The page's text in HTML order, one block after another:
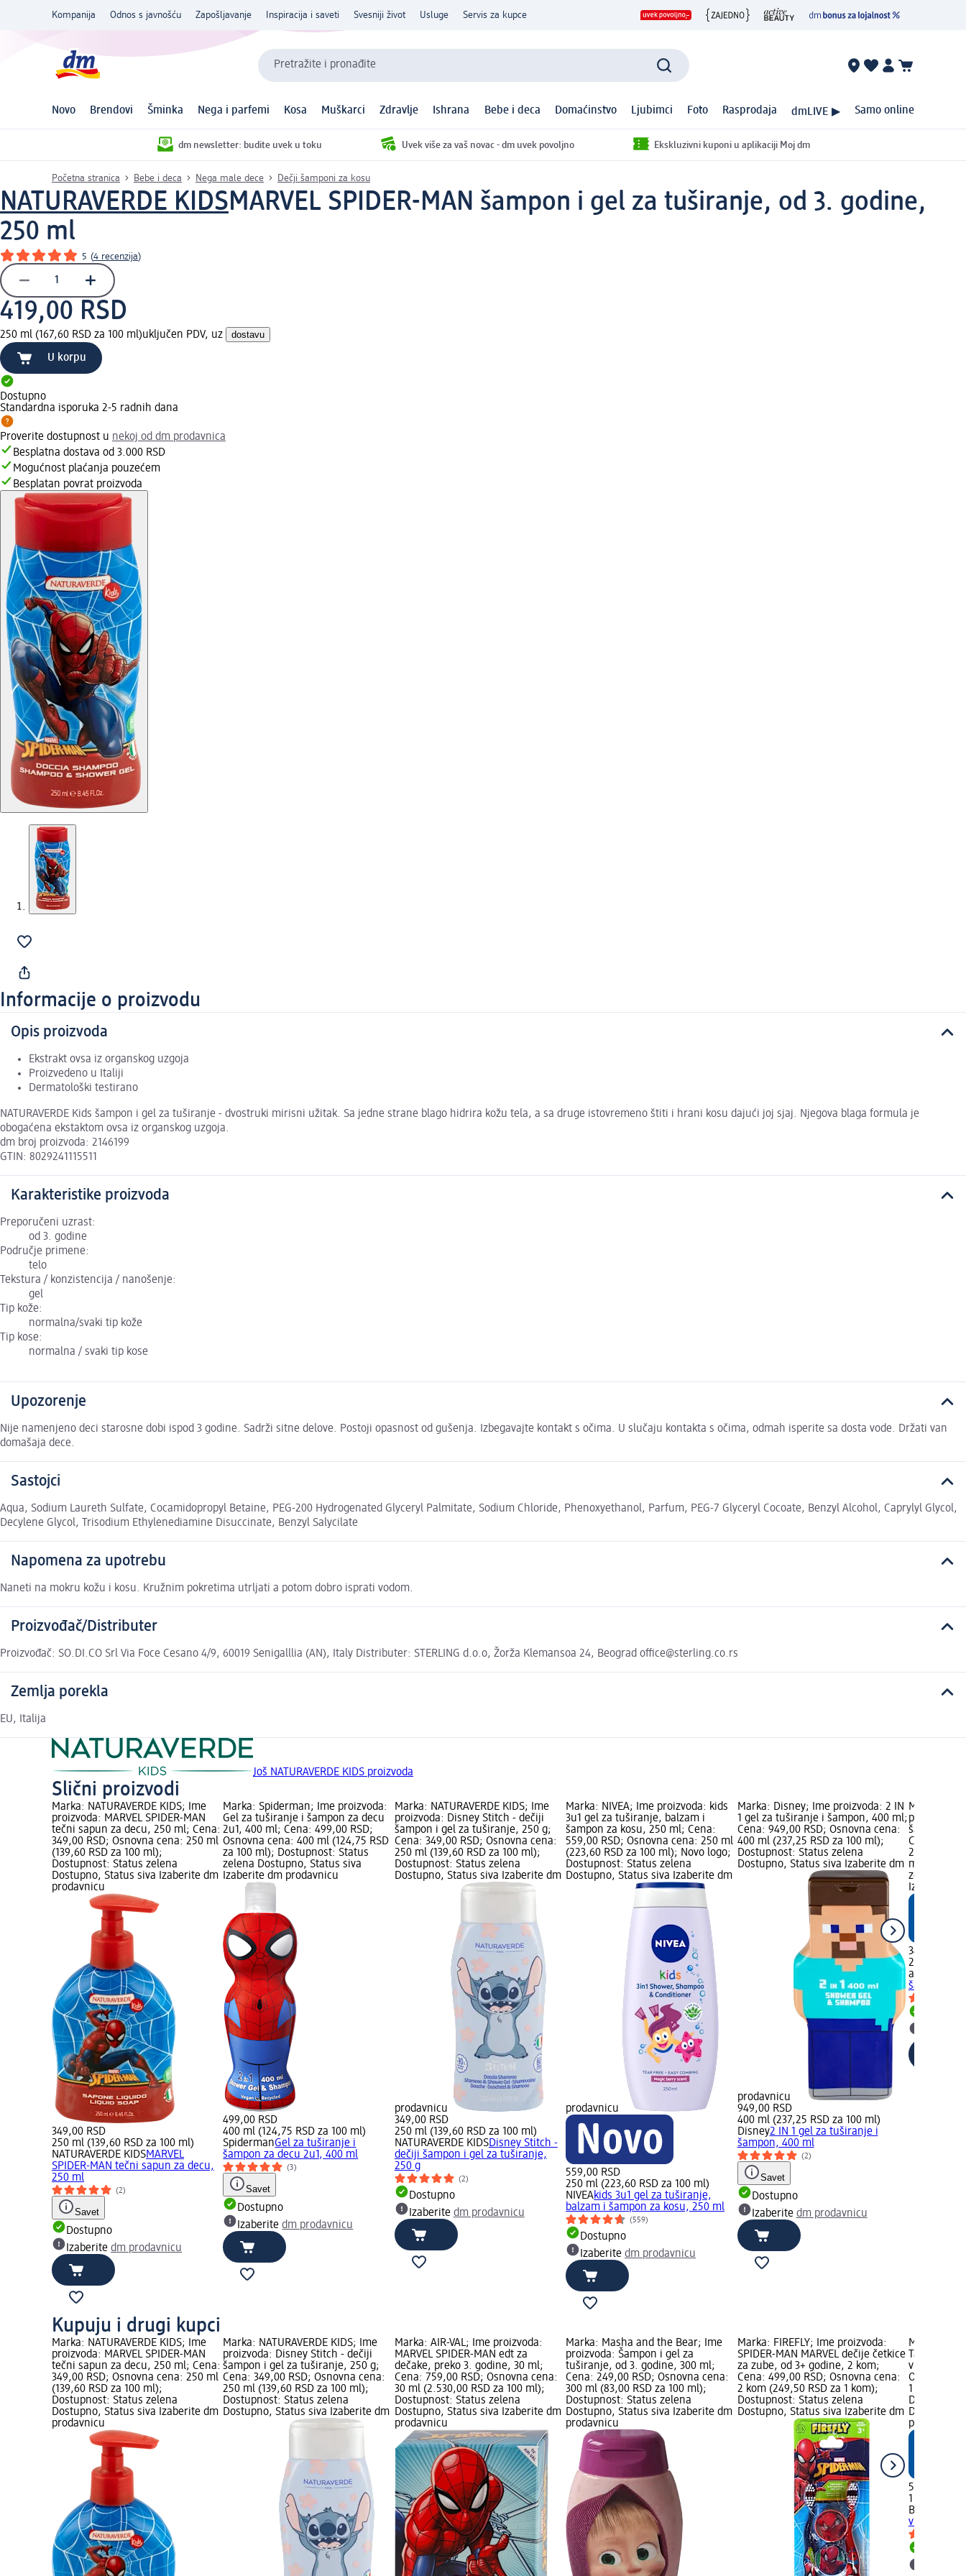
Kompanija Odnos s javnošću Zapošljavanje Inspiracija i saveti Svesniji život Usluge Servis za kupce
Pretražite i pronađite
Novo Brendovi Šminka Nega i parfemi Kosa Muškarci Zdravlje Ishrana Bebe i deca Domaćinstvo Ljubimci Foto Rasprodaja dmLIVE ▶ Samo online
dm newsletter: budite uvek u toku Uvek više za vaš novac - dm uvek povoljno Ekskluzivni kuponi u aplikaciji Moj dm
Početna stranica Bebe i deca Nega male dece Dečji šamponi za kosu
NATURAVERDE KIDSMARVEL SPIDER-MAN šampon i gel za tuširanje, od 3. godine,
250 ml
5 (4 recenzija)
419,00 RSD
250 ml (167,60 RSD za 100 ml)uključen PDV, uz dostavu
U korpu
Dostupno
Standardna isporuka 2-5 radnih dana
Proverite dostupnost u nekoj od dm prodavnica
Besplatna dostava od 3.000 RSD
Mogućnost plaćanja pouzećem
Besplatan povrat proizvoda
Informacije o proizvodu
Opis proizvoda
Ekstrakt ovsa iz organskog uzgoja
Proizvedeno u Italiji
Dermatološki testirano
NATURAVERDE Kids šampon i gel za tuširanje - dvostruki mirisni užitak. Sa jedne strane blago hidrira kožu tela, a sa druge istovremeno štiti i hrani kosu dajući joj sjaj. Njegova blaga formula je
obogaćena ekstaktom ovsa iz organskog uzgoja.
dm broj proizvoda: 2146199
GTIN: 8029241115511
Karakteristike proizvoda
Preporučeni uzrast:
od 3. godine
Područje primene:
telo
Tekstura / konzistencija / nanošenje:
gel
Tip kože:
normalna/svaki tip kože
Tip kose:
normalna / svaki tip kose
Upozorenje
Nije namenjeno deci starosne dobi ispod 3 godine. Sadrži sitne delove. Postoji opasnost od gušenja. Izbegavajte kontakt s očima. U slučaju kontakta s očima, odmah isperite sa dosta vode. Držati van
domašaja dece.
Sastojci
Aqua, Sodium Laureth Sulfate, Cocamidopropyl Betaine, PEG-200 Hydrogenated Glyceryl Palmitate, Sodium Chloride, Phenoxyethanol, Parfum, PEG-7 Glyceryl Cocoate, Benzyl Alcohol, Caprylyl Glycol,
Decylene Glycol, Trisodium Ethylenediamine Disuccinate, Benzyl Salycilate
Napomena za upotrebu
Naneti na mokru kožu i kosu. Kružnim pokretima utrljati a potom dobro isprati vodom.
Proizvođač/Distributer
Proizvođač: SO.DI.CO Srl Via Foce Cesano 4/9, 60019 Senigalllia (AN), Italy Distributer: STERLING d.o.o, Žorža Klemansoa 24, Beograd office@sterling.co.rs
Zemlja porekla
EU, Italija
Još NATURAVERDE KIDS proizvoda
Slični proizvodi
Marka: NATURAVERDE KIDS; Ime
proizvoda: MARVEL SPIDER-MAN
tečni sapun za decu, 250 ml; Cena:
349,00 RSD; Osnovna cena: 250 ml
(139,60 RSD za 100 ml);
Dostupnost: Status zelena
Dostupno, Status siva Izaberite dm
prodavnicu
349,00 RSD
250 ml (139,60 RSD za 100 ml)
NATURAVERDE KIDSMARVEL
SPIDER-MAN tečni sapun za decu,
250 ml
(2)
Savet
Dostupno
Izaberite dm prodavnicu
Marka: Spiderman; Ime proizvoda:
Gel za tuširanje i šampon za decu
2u1, 400 ml; Cena: 499,00 RSD;
Osnovna cena: 400 ml (124,75 RSD
za 100 ml); Dostupnost: Status
zelena Dostupno, Status siva
Izaberite dm prodavnicu
499,00 RSD
400 ml (124,75 RSD za 100 ml)
SpidermanGel za tuširanje i
šampon za decu 2u1, 400 ml
(3)
Savet
Dostupno
Izaberitedm prodavnicu
Marka: NATURAVERDE KIDS; Ime
proizvoda: Disney Stitch - dečiji
šampon i gel za tuširanje, 250 g;
Cena: 349,00 RSD; Osnovna cena:
250 ml (139,60 RSD za 100 ml);
Dostupnost: Status zelena
Dostupno, Status siva Izaberite dm
prodavnicu
349,00 RSD
250 ml (139,60 RSD za 100 ml)
NATURAVERDE KIDSDisney Stitch -
dečiji šampon i gel za tuširanje,
250 g
(2)
Dostupno
Izaberite dm prodavnicu
Marka: NIVEA; Ime proizvoda: kids
3u1 gel za tuširanje, balzam i
šampon za kosu, 250 ml; Cena:
559,00 RSD; Osnovna cena: 250 ml
(223,60 RSD za 100 ml); Novo logo;
Dostupnost: Status zelena
Dostupno, Status siva Izaberite dm
prodavnicu
559,00 RSD
250 ml (223,60 RSD za 100 ml)
NIVEAkids 3u1 gel za tuširanje,
balzam i šampon za kosu, 250 ml
(559)
Dostupno
Izaberitedm prodavnicu
Marka: Disney; Ime proizvoda: 2 IN
1 gel za tuširanje i šampon, 400 ml;
Cena: 949,00 RSD; Osnovna cena:
400 ml (237,25 RSD za 100 ml);
Dostupnost: Status zelena
Dostupno, Status siva Izaberite dm
prodavnicu
949,00 RSD
400 ml (237,25 RSD za 100 ml)
Disney2 IN 1 gel za tuširanje i
šampon, 400 ml
(2)
Savet
Dostupno
Izaberite dm prodavnicu
Marka:
proizvoda:
šampon -
Cena:
250 ml
marka
zelena
Izaberite
349,00 RSD
250 ml
alverde
šampon -
Kupuju i drugi kupci
Marka: NATURAVERDE KIDS; Ime
proizvoda: MARVEL SPIDER-MAN
tečni sapun za decu, 250 ml; Cena:
349,00 RSD; Osnovna cena: 250 ml
(139,60 RSD za 100 ml);
Dostupnost: Status zelena
Dostupno, Status siva Izaberite dm
prodavnicu
Marka: NATURAVERDE KIDS; Ime
proizvoda: Disney Stitch - dečiji
šampon i gel za tuširanje, 250 g;
Cena: 349,00 RSD; Osnovna cena:
250 ml (139,60 RSD za 100 ml);
Dostupnost: Status zelena
Dostupno, Status siva Izaberite dm
Marka: AIR-VAL; Ime proizvoda:
MARVEL SPIDER-MAN edt za
dečake, preko 3. godine, 30 ml;
Cena: 759,00 RSD; Osnovna cena:
30 ml (2.530,00 RSD za 100 ml);
Dostupnost: Status zelena
Dostupno, Status siva Izaberite dm
prodavnicu
Marka: Masha and the Bear; Ime
proizvoda: Šampon i gel za
tuširanje, od 3. godine, 300 ml;
Cena: 249,00 RSD; Osnovna cena:
300 ml (83,00 RSD za 100 ml);
Dostupnost: Status zelena
Dostupno, Status siva Izaberite dm
prodavnicu
Marka: FIREFLY; Ime proizvoda:
SPIDER-MAN MARVEL dečije četkice
za zube, od 3+ godine, 2 kom;
Cena: 499,00 RSD; Osnovna cena:
2 kom (249,50 RSD za 1 kom);
Dostupnost: Status zelena
Dostupno, Status siva Izaberite dm
Marka:
Tableta za
vrsta, 18 g;
Osnovna
1 kom); dm
Dostupno,
prodavnicu
59,00 RSD
1 kom
Balea
više vrsta,